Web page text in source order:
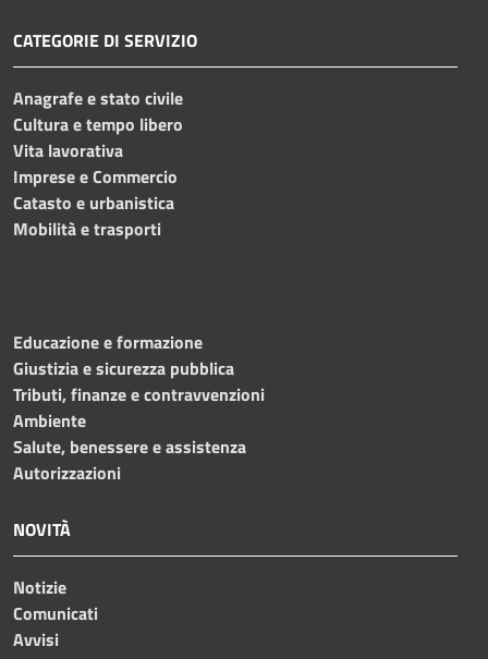
CATEGORIE DI SERVIZIO
Anagrafe e stato civile
Cultura e tempo libero
Vita lavorativa
Imprese e Commercio
Catasto e urbanistica
Mobilità e trasporti
Educazione e formazione
Giustizia e sicurezza pubblica
Tributi, finanze e contravvenzioni
Ambiente
Salute, benessere e assistenza
Autorizzazioni
NOVITÀ
Notizie
Comunicati
Avvisi